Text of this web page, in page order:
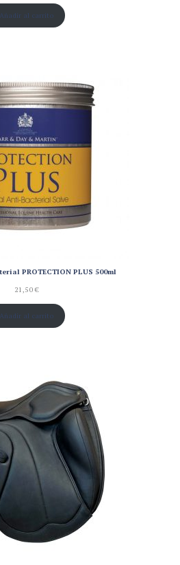
Añadir al carrito
PROTECTION PLUS 500ml
21,50€
Añadir al carrito